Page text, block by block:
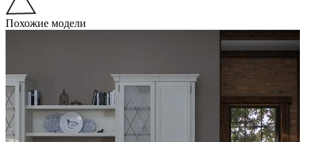
Похожие модели